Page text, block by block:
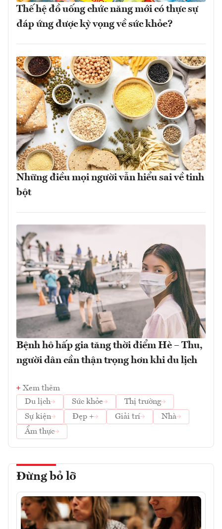
Thế hệ đồ uống chức năng mới có thực sự
đáp ứng được kỳ vọng về sức khỏe?
Những điều mọi người vẫn hiểu sai về tinh
bột
Bệnh hô hấp gia tăng thời điểm Hè – Thu,
người dân cần thận trọng hơn khi du lịch
Xem thêm
Du lịch
Sức khỏe
Thị trường
Sự kiện
Đẹp + Giải trí
Nhà
Ẩm thực
Đừng bỏ lỡ